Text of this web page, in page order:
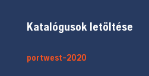
Katalógusok letöltése
portwest-2020